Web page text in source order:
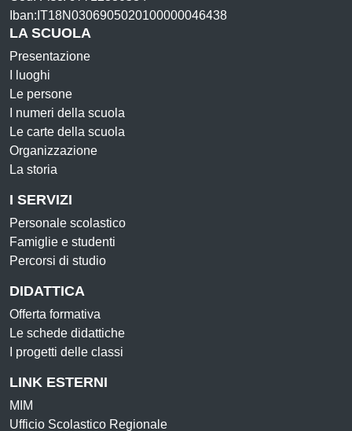
Iban:IT18N0306905020100000046438
LA SCUOLA
Presentazione
I luoghi
Le persone
I numeri della scuola
Le carte della scuola
Organizzazione
La storia
I SERVIZI
Personale scolastico
Famiglie e studenti
Percorsi di studio
DIDATTICA
Offerta formativa
Le schede didattiche
I progetti delle classi
LINK ESTERNI
MIM
Ufficio Scolastico Regionale